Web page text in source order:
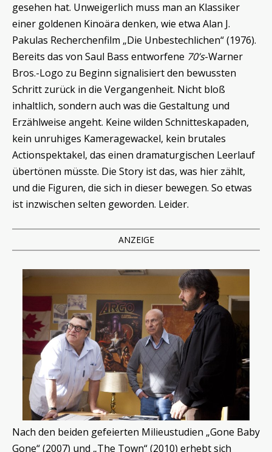
gesehen hat. Unweigerlich muss man an Klassiker
einer goldenen Kinoära denken, wie etwa Alan J.
Pakulas Recherchenfilm „Die Unbestechlichen“ (1976).
Bereits das von Saul Bass entworfene 70’s-Warner
Bros.-Logo zu Beginn signalisiert den bewussten
Schritt zurück in die Vergangenheit. Nicht bloß
inhaltlich, sondern auch was die Gestaltung und
Erzählweise angeht. Keine wilden Schnitteskapaden,
kein unruhiges Kameragewackel, kein brutales
Actionspektakel, das einen dramaturgischen Leerlauf
übertönen müsste. Die Story ist das, was hier zählt,
und die Figuren, die sich in dieser bewegen. So etwas
ist inzwischen selten geworden. Leider.
ANZEIGE
Nach den beiden gefeierten Milieustudien „Gone Baby
Gone“ (2007) und „The Town“ (2010) erhebt sich